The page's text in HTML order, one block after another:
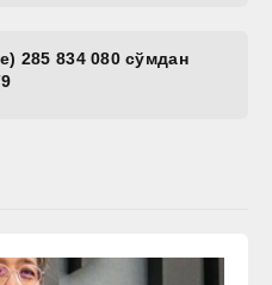
285 834 080 сўмдан